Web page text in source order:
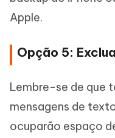
Apple.
Opção 5:
Lembre-se de que
mensagens de
ocuparão espaço